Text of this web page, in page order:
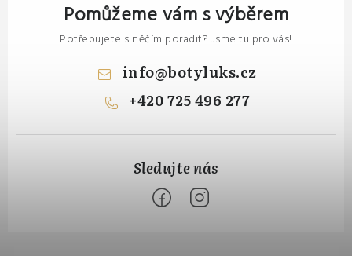
Pomůžeme vám s výběrem
Potřebujete s něčím poradit? Jsme tu pro vás!
info@botyluks.cz
+420 725 496 277